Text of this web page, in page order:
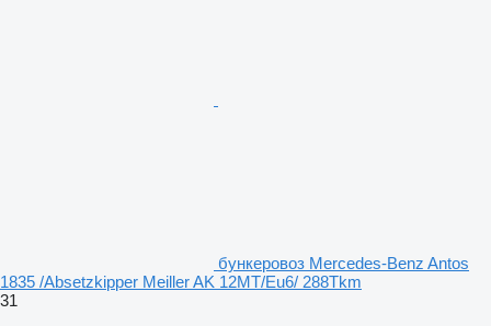
бункеровоз Mercedes-Benz Antos
1835 /Absetzkipper Meiller AK 12MT/Eu6/ 288Tkm
31